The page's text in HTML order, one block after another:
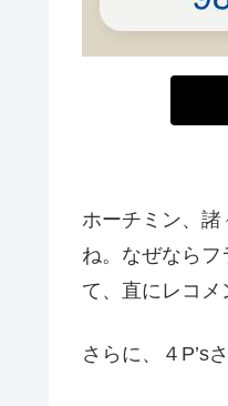
ホーチミン、
ね。なぜなら
て、直にレコメ
さらに、４P’s